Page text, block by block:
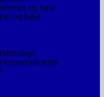
og høst
og høst